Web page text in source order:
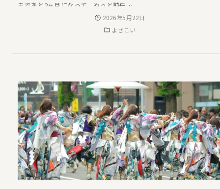
まであと2ヶ月になって、やっと前任…
2026年5月22日
よさこい